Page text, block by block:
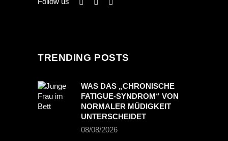
TRENDING POSTS
WAS DAS „CHRONISCHE
FATIGUE-SYNDROM“ VON
NORMALER MÜDIGKEIT
UNTERSCHEIDET
08/08/2026